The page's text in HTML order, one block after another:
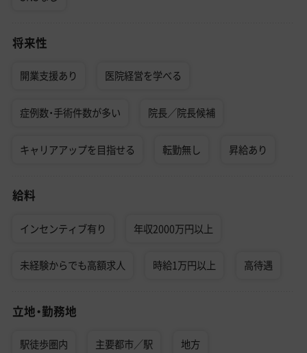
将来性
開業支援あり 医院経営を学べる
症例数・手術件数が多い 院長／院長候補
キャリアアップを目指せる 転勤無し 昇給あり
給料
インセンティブ有り 年収2000万円以上
未経験からでも高額求人 時給1万円以上 高待遇
立地・勤務地
駅徒歩圏内 主要都市／駅 地方